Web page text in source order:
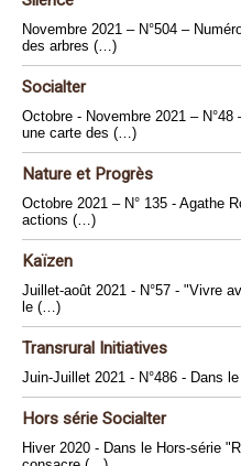
Novembre 2021 – N°504 –
des arbres (…)
Socialter
Octobre - Novembre 2021 –
une carte des (…)
Nature et Progrès
Octobre 2021 – N° 135 - Agathe
actions (…)
Kaïzen
Juillet-août 2021 - N°57 - "Vivre
le (…)
Transrural Initiatives
Juin-Juillet 2021 - N°486 - Dans
Hors série Socialter
Hiver 2020 - Dans le Hors-série